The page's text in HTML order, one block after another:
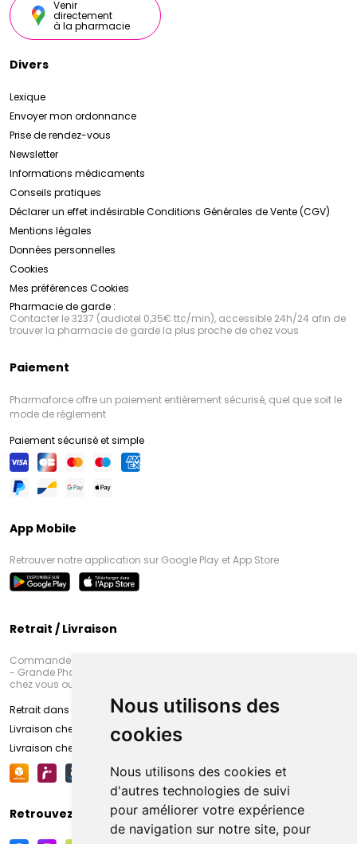
Nous utilisons des
cookies
Nous utilisons des cookies et
d'autres technologies de suivi
pour améliorer votre expérience
de navigation sur notre site, pour
Venir
directement
à la pharmacie
Divers
Lexique
Envoyer mon ordonnance
Prise de rendez-vous
Newsletter
Informations médicaments
Conseils pratiques
Déclarer un effet indésirableConditions Générales de Vente (CGV)
Mentions légales
Données personnelles
Cookies
Mes préférences Cookies
Pharmacie de garde :
Contacter le 3237 (audiotel 0,35€ ttc/min), accessible 24h/24 afin de
trouver la pharmacie de garde la plus proche de chez vous
Paiement
Pharmaforce offre un paiement entièrement sécurisé, quel que soit le
mode de règlement
Paiement sécurisé et simple
App Mobile
Retrouver notre application sur Google Play et App Store
Retrait / Livraison
Commandez en ligne et venez chercher votre commande à Amiens
- Grande Pharmacie d’Amiens (Fachon) ou recevez-là rapidement
chez vous ou en point retrait
Retrait dans la pharmacie d’Amiens
Livraison chez vous
Livraison chez votre commerçant
Retrouvez-nous sur vos réseaux sociaux